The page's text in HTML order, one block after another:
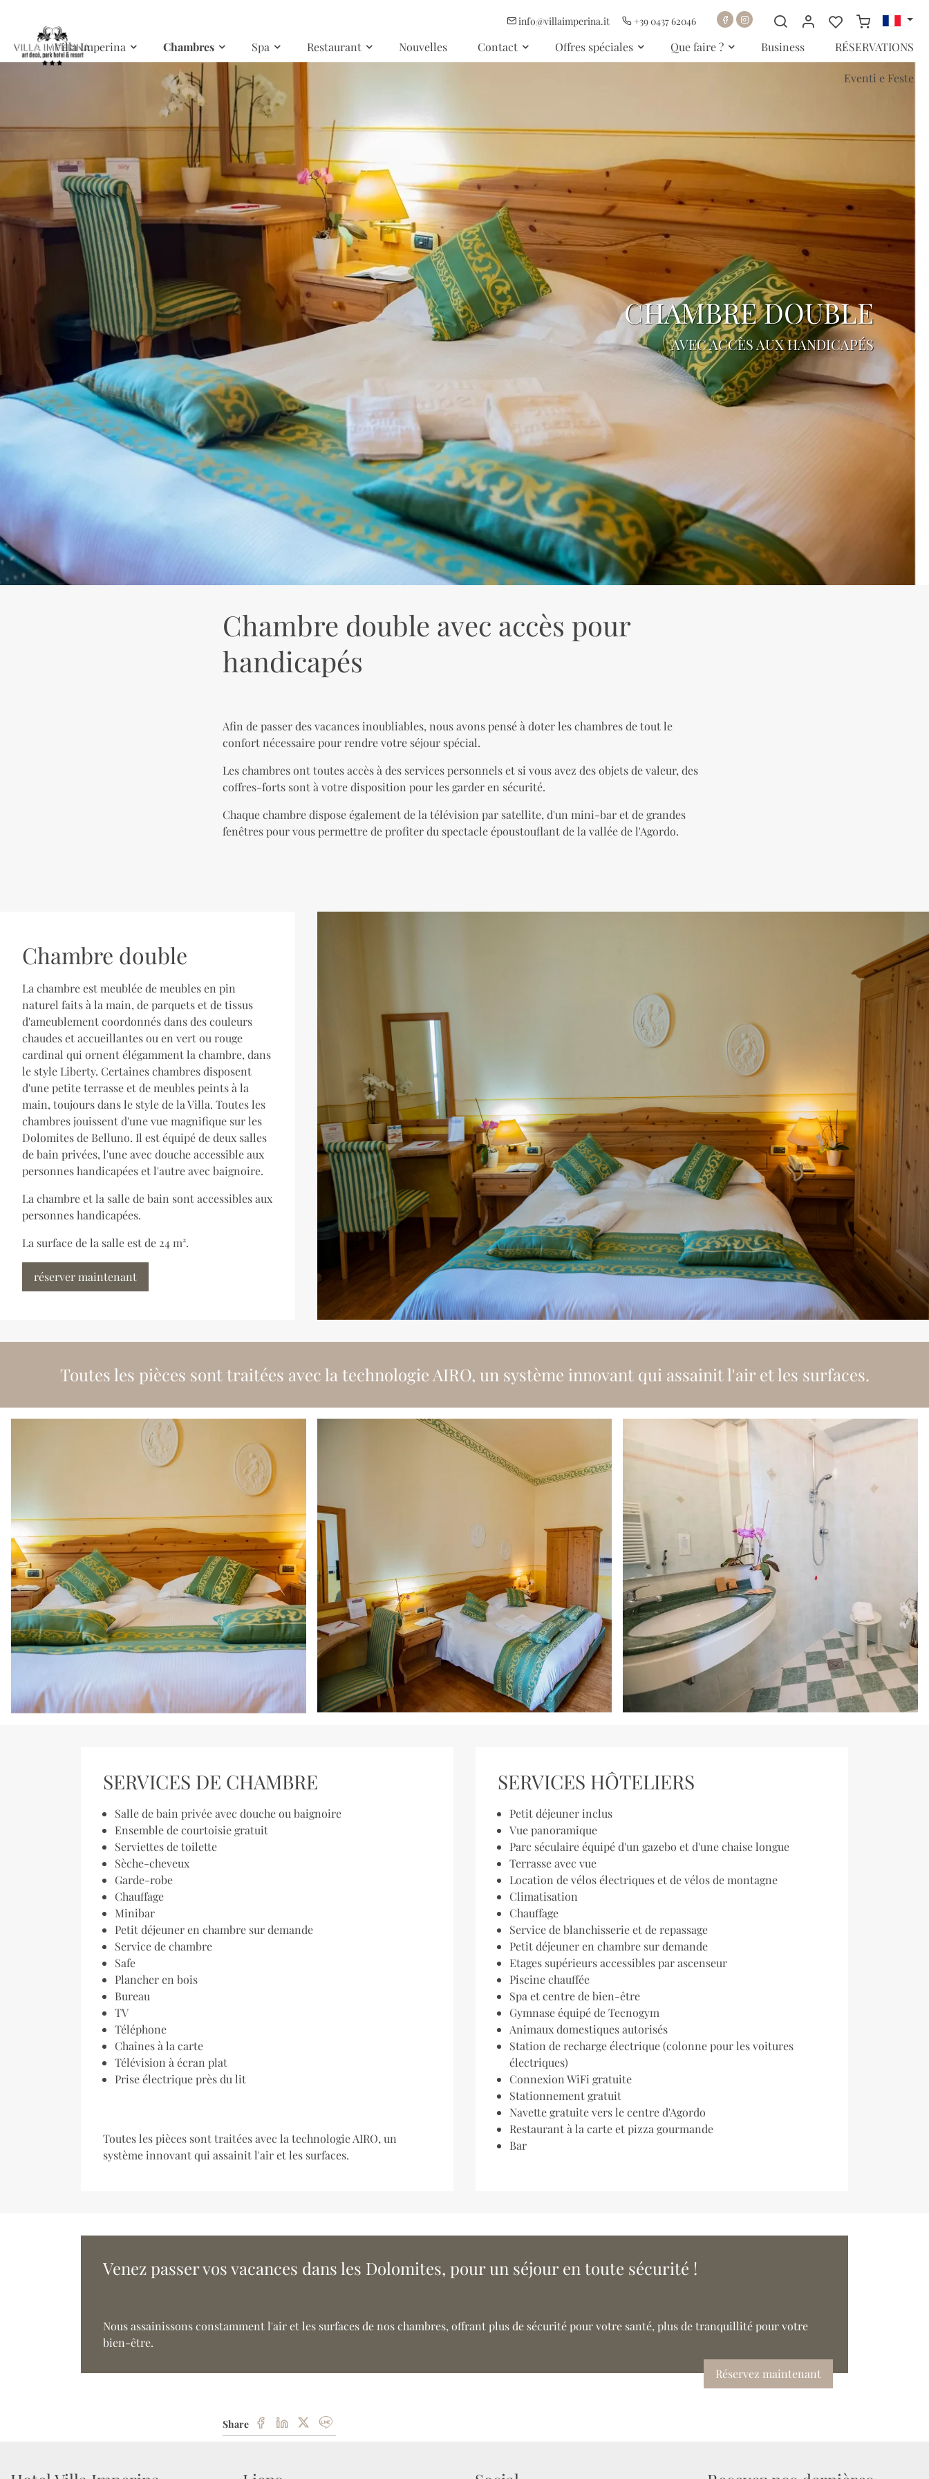
info@villaimperina.it +39 0437 62046
Villa Imperina Chambres Spa Restaurant Nouvelles Contact Offres spéciales Que faire ? Business RÉSERVATIONS
Eventi e Feste
CHAMBRE DOUBLE
AVEC ACCÈS AUX HANDICAPÉS
Chambre double avec accès pour
handicapés
Afin de passer des vacances inoubliables, nous avons pensé à doter les chambres de tout le
confort nécessaire pour rendre votre séjour spécial.
Les chambres ont toutes accès à des services personnels et si vous avez des objets de valeur, des
coffres-forts sont à votre disposition pour les garder en sécurité.
Chaque chambre dispose également de la télévision par satellite, d'un mini-bar et de grandes
fenêtres pour vous permettre de profiter du spectacle époustouflant de la vallée de l'Agordo.
Chambre double
La chambre est meublée de meubles en pin
naturel faits à la main, de parquets et de tissus
d'ameublement coordonnés dans des couleurs
chaudes et accueillantes ou en vert ou rouge
cardinal qui ornent élégamment la chambre, dans
le style Liberty. Certaines chambres disposent
d'une petite terrasse et de meubles peints à la
main, toujours dans le style de la Villa. Toutes les
chambres jouissent d'une vue magnifique sur les
Dolomites de Belluno. Il est équipé de deux salles
de bain privées, l'une avec douche accessible aux
personnes handicapées et l'autre avec baignoire.
La chambre et la salle de bain sont accessibles aux
personnes handicapées.
La surface de la salle est de 24 m².
réserver maintenant
Toutes les pièces sont traitées avec la technologie AIRO, un système innovant qui assainit l'air et les surfaces.
SERVICES DE CHAMBRE
Salle de bain privée avec douche ou baignoire
Ensemble de courtoisie gratuit
Serviettes de toilette
Sèche-cheveux
Garde-robe
Chauffage
Minibar
Petit déjeuner en chambre sur demande
Service de chambre
Safe
Plancher en bois
Bureau
TV
Téléphone
Chaînes à la carte
Télévision à écran plat
Prise électrique près du lit
Toutes les pièces sont traitées avec la technologie AIRO, un
système innovant qui assainit l'air et les surfaces.
SERVICES HÔTELIERS
Petit déjeuner inclus
Vue panoramique
Parc séculaire équipé d'un gazebo et d'une chaise longue
Terrasse avec vue
Location de vélos électriques et de vélos de montagne
Climatisation
Chauffage
Service de blanchisserie et de repassage
Petit déjeuner en chambre sur demande
Etages supérieurs accessibles par ascenseur
Piscine chauffée
Spa et centre de bien-être
Gymnase équipé de Tecnogym
Animaux domestiques autorisés
Station de recharge électrique (colonne pour les voitures
électriques)
Connexion WiFi gratuite
Stationnement gratuit
Navette gratuite vers le centre d'Agordo
Restaurant à la carte et pizza gourmande
Bar
Venez passer vos vacances dans les Dolomites, pour un séjour en toute sécurité !
Nous assainissons constamment l'air et les surfaces de nos chambres, offrant plus de sécurité pour votre santé, plus de tranquillité pour votre
bien-être.
Réservez maintenant
Share